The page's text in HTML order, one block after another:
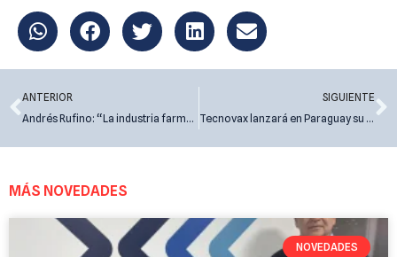
Prev
ANTERIOR
Andrés Rufino: “La industria farmacéutica siempre sigue al productor, y le lleva innovaciones”
SIGUIENTE
Tecnovax lanzará en Paraguay su línea completa para pequeños animales el próximo 24 de junio
MÁS NOVEDADES
NOVEDADES